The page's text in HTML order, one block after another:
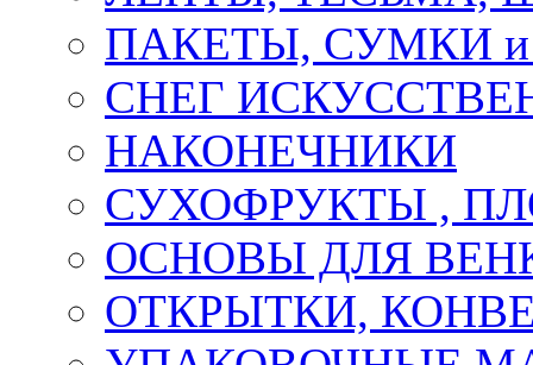
ПАКЕТЫ, СУМКИ
СНЕГ
НАКОНЕЧНИКИ
СУХОФРУКТЫ ,
ОСНОВЫ ДЛЯ
ОТКРЫТКИ,